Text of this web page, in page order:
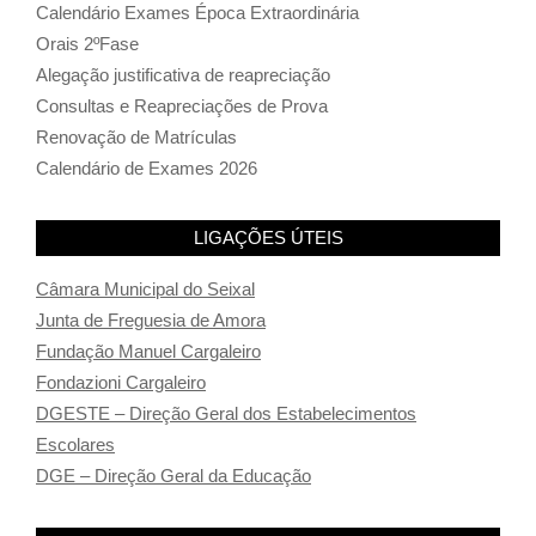
Calendário Exames Época Extraordinária
Orais 2ºFase
Alegação justificativa de reapreciação
Consultas e Reapreciações de Prova
Renovação de Matrículas
Calendário de Exames 2026
LIGAÇÕES ÚTEIS
Câmara Municipal do Seixal
Junta de Freguesia de Amora
Fundação Manuel Cargaleiro
Fondazioni Cargaleiro
DGESTE – Direção Geral dos Estabelecimentos
Escolares
DGE – Direção Geral da Educação